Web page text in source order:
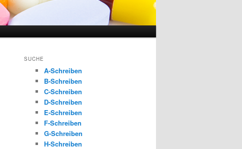
SUCHE
A-Schreiben
B-Schreiben
C-Schreiben
D-Schreiben
E-Schreiben
F-Schreiben
G-Schreiben
H-Schreiben